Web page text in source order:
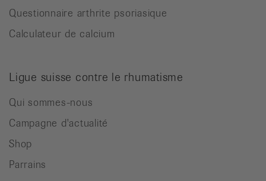
Questionnaire arthrite psoriasique
Calculateur de calcium
Ligue suisse contre le rhumatisme
Qui sommes-nous
Campagne d'actualité
Shop
Parrains